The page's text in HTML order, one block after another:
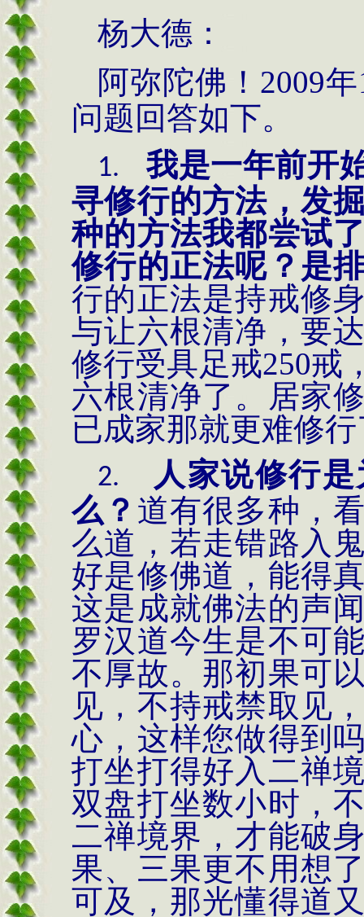
杨大德：
阿弥陀佛！ 2009年
问题回答如下。
1.
我是一年前开
寻修行的方法，发
种的方法我都尝试
修行的正法呢？是
行的正法是持戒修
与让六根清净，要
修行受具足戒250戒
六根清净了。居家
已成家那就更难修
2.
人家说修行
么？ 道有很多种，
么道，若走错路入
好是修佛道，能得
这是成就佛法的声
罗汉道今生是不可
不厚故。那初果可
见，不持戒禁取见
心，这样您做得到
打坐打得好入二禅
双盘打坐数小时，
二禅境界，才能破
果、三果更不用想
可及，那光懂得道